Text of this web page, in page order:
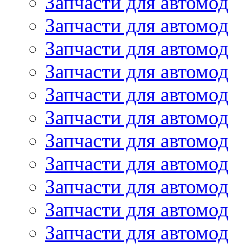
Запчасти для
Запчасти для
Запчасти для
Запчасти для
Запчасти для
Запчасти для
Запчасти для
Запчасти для
Запчасти для
Запчасти для